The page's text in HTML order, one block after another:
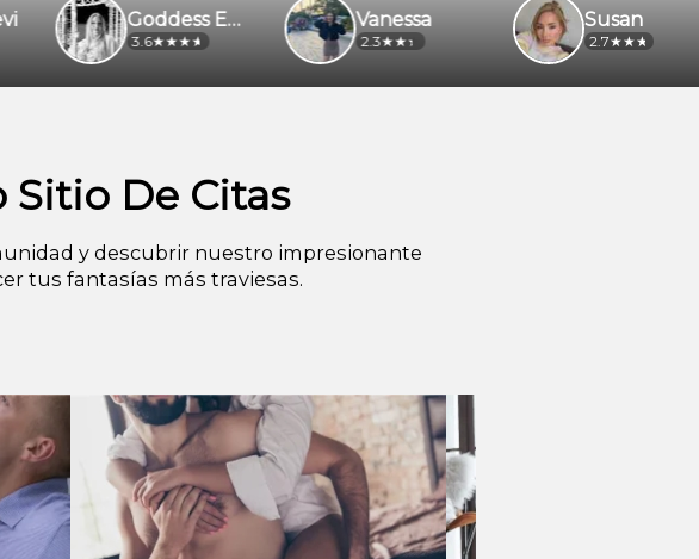
Susan
2.7
Vanessa
2.3
Goddess Emilia
3.6
De Citas
y descubrir nuestro impresionante
tus fantasías más traviesas.